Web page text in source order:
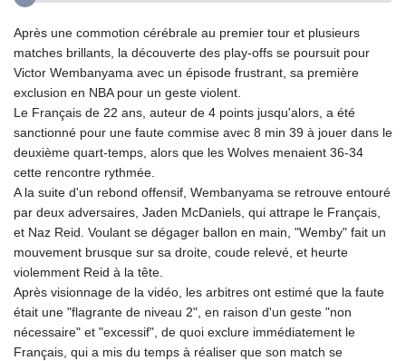
Après une commotion cérébrale au premier tour et plusieurs
matches brillants, la découverte des play-offs se poursuit pour
Victor Wembanyama avec un épisode frustrant, sa première
exclusion en NBA pour un geste violent.
Le Français de 22 ans, auteur de 4 points jusqu'alors, a été
sanctionné pour une faute commise avec 8 min 39 à jouer dans le
deuxième quart-temps, alors que les Wolves menaient 36-34
cette rencontre rythmée.
A la suite d'un rebond offensif, Wembanyama se retrouve entouré
par deux adversaires, Jaden McDaniels, qui attrape le Français,
et Naz Reid. Voulant se dégager ballon en main, "Wemby" fait un
mouvement brusque sur sa droite, coude relevé, et heurte
violemment Reid à la tête.
Après visionnage de la vidéo, les arbitres ont estimé que la faute
était une "flagrante de niveau 2", en raison d'un geste "non
nécessaire" et "excessif", de quoi exclure immédiatement le
Français, qui a mis du temps à réaliser que son match se